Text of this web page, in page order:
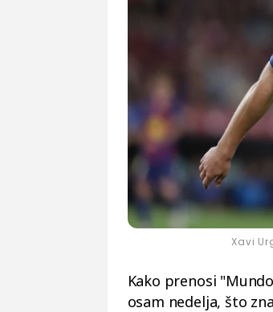
Xavi
Kako prenosi
osam nedelja, što